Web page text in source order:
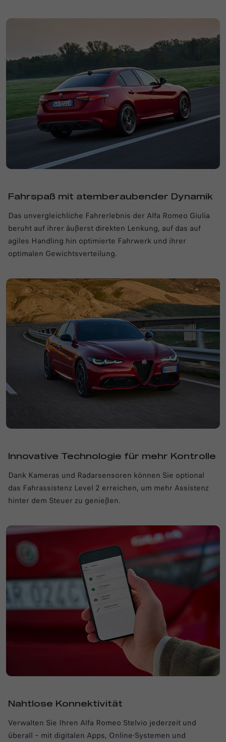
Fahrspaß mit atemberaubender Dynamik
Das unvergleichliche Fahrerlebnis der Alfa Romeo Giulia
beruht auf ihrer äußerst direkten Lenkung, auf das auf
agiles Handling hin optimierte Fahrwerk und ihrer
optimalen Gewichtsverteilung.
Innovative Technologie für mehr Kontrolle
Dank Kameras und Radarsensoren können Sie optional
das Fahrassistenz Level 2 erreichen, um mehr Assistenz
hinter dem Steuer zu genießen.
Nahtlose Konnektivität
Verwalten Sie Ihren Alfa Romeo Stelvio jederzeit und
überall – mit digitalen Apps, Online-Systemen und